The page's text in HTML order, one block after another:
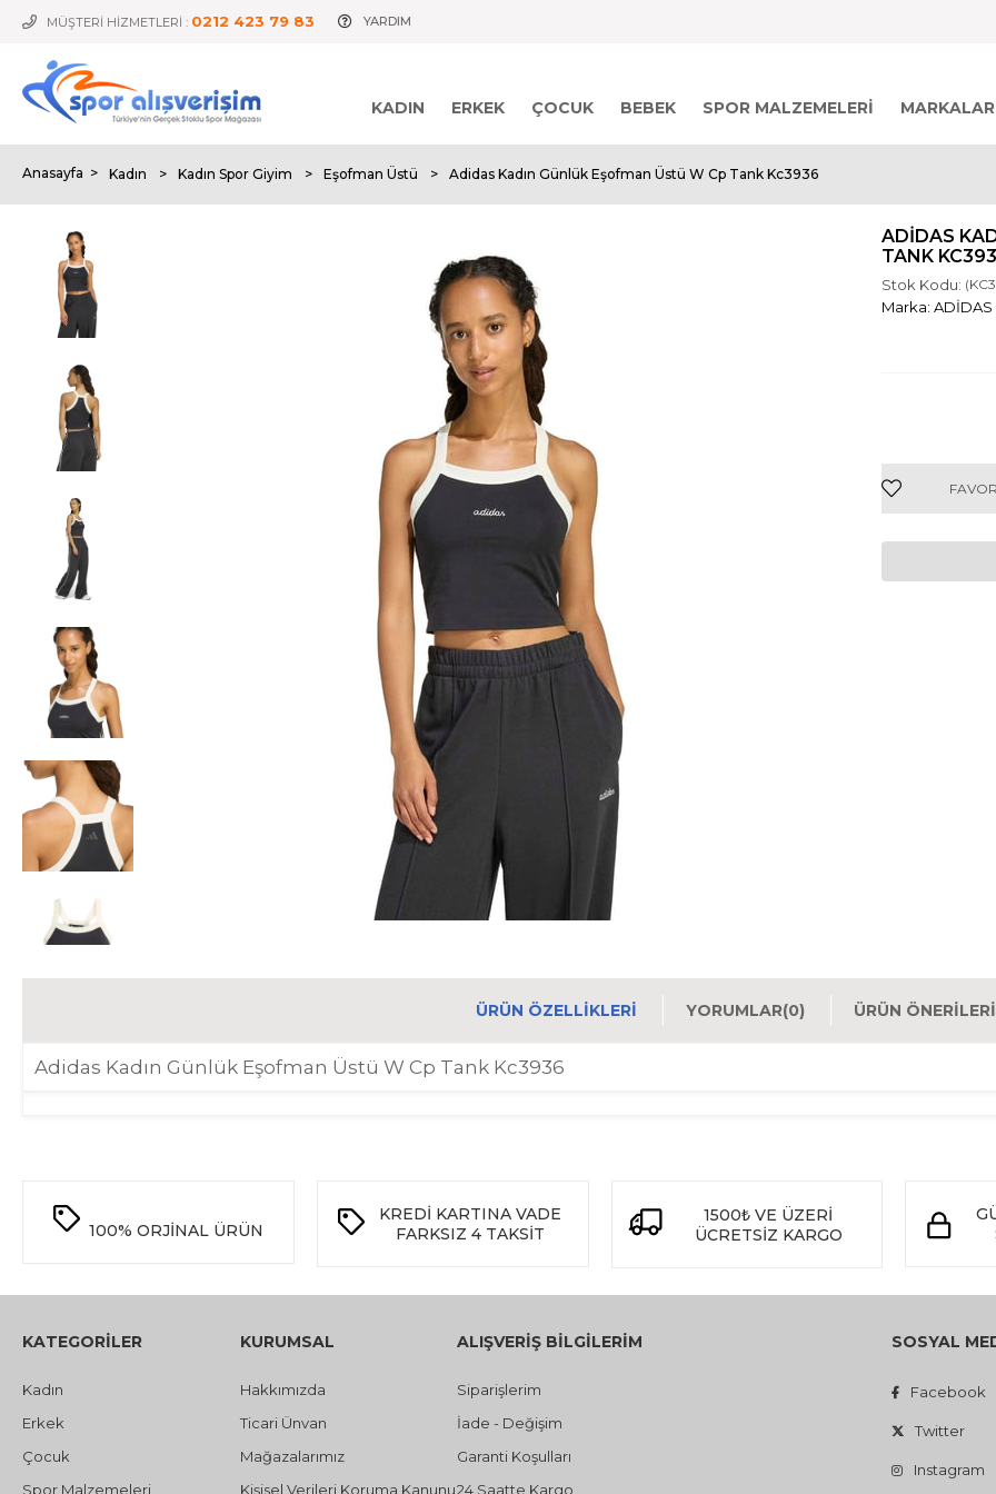
MÜŞTERİ HİZMETLERİ : 0212 423 79 83 YARDIM
KADIN ERKEK ÇOCUK BEBEK SPOR MALZEMELERI MARKALAR
Anasayfa > Kadın > Kadın Spor Giyim > Eşofman Üstü > Adidas Kadın Günlük Eşofman Üstü W Cp Tank Kc3936
ADIDAS
TANK
Stok Kodu:
ADİDAS
ÜRÜN ÖZELLIKLERI YORUMLAR(0) ÜRÜN ÖNERILERI
Adidas Kadın Günlük Eşofman Üstü W Cp Tank Kc3936
100% ORJİNAL ÜRÜN
KREDİ KARTINA VADE
FARKSIZ 4 TAKSİT
1500₺VE ÜZERİ
ÜCRETSİZ KARGO
KATEGORİLER
Kadın
Erkek
Çocuk
Spor Malzemeleri
KURUMSAL
Hakkımızda
Ticari Ünvan
Mağazalarımız
Kişisel Verileri Koruma Kanunu
ALIŞVERİŞ BİLGİLERİM
Siparişlerim
İade - Değişim
Garanti Koşulları
24 Saatte Kargo
SOSYAL
Facebook
Twitter
Instagram